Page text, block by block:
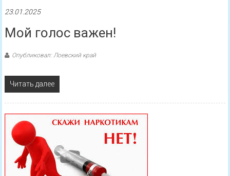
23.01.2025
Мой голос важен!
Опубликовал: Лоевский край
Читать далее